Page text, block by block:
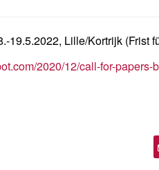
19.5.2022, Lille/Kortrijk (Frist
2020/12/call-for-papers-